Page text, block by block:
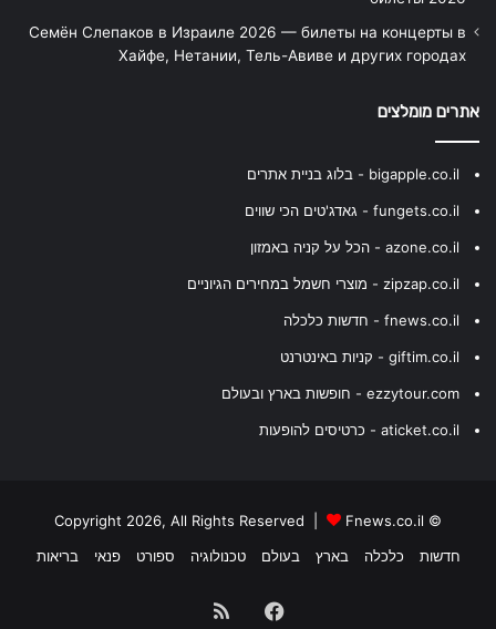
Семён Слепаков в Израиле 2026 — билеты на концерты в
Хайфе, Нетании, Тель-Авиве и других городах
אתרים מומלצים
bigapple.co.il - בלוג בניית אתרים
fungets.co.il - גאדג'טים הכי שווים
azone.co.il - הכל על קניה באמזון
zipzap.co.il - מוצרי חשמל במחירים הגיוניים
fnews.co.il - חדשות כלכלה
giftim.co.il - קניות באינטרנט
ezzytour.com - חופשות בארץ ובעולם
aticket.co.il - כרטיסים להופעות
© Copyright 2026, All Rights Reserved |
Fnews.co.il
חדשות
כלכלה בארץ בעולם טכנולוגיה ספורט פנאי בריאות
Facebook